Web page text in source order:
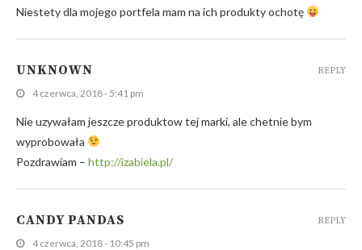
Niestety dla mojego portfela mam na ich produkty ochotę
UNKNOWN
4 czerwca, 2018 - 5:41 pm
Nie uzywałam jeszcze produktow tej marki, ale chetnie bym
wyprobowała
Pozdrawiam – http://izabiela.pl/
REPLY
CANDY PANDAS
4 czerwca, 2018 - 10:45 pm
REPLY